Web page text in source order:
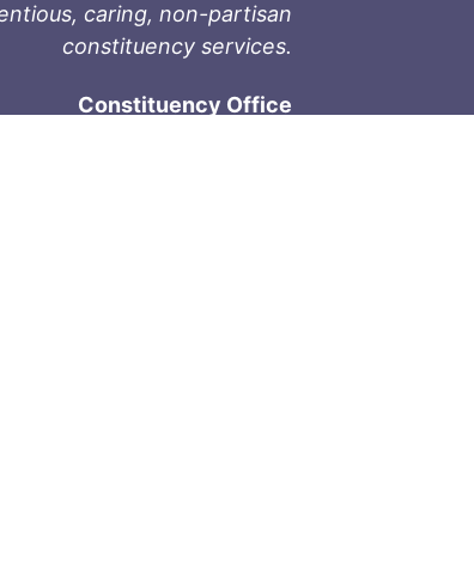
caring, non-partisan
constituency services.
Constituency Office